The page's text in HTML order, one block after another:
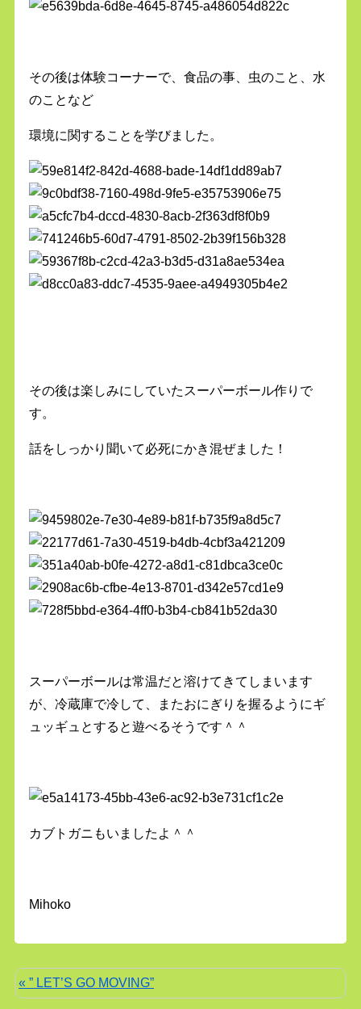
その後は体験コーナーで、食品の事、虫のこと、水
のことなど
環境に関することを学びました。
その後は楽しみにしていたスーパーボール作りで
す。
話をしっかり聞いて必死にかき混ぜました！
スーパーボールは常温だと溶けてきてしまいます
が、冷蔵庫で冷して、またおにぎりを握るようにギ
ュッギュとすると遊べるそうです＾＾
カブトガニもいましたよ＾＾
Mihoko
« ” LET’S GO MOVING”